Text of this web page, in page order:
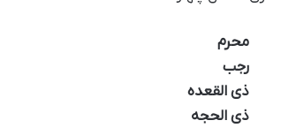
محرم
رجب
ذی القعده
ذی الحجه